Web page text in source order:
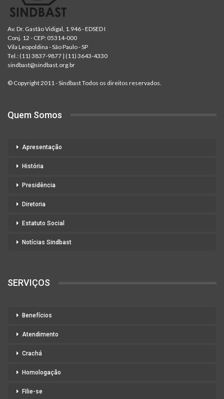
Av. Dr. Gastão Vidigal, 1.946 - EDSED I
Conj. 12 - CEP: 05314-000
Vila Leopoldina - São Paulo - SP
Tel.: (11) 3837-9877 | (11) 3643-4330
sindbast@sindbast.org.br
© Copyright 2011 - Sindbast Todos os direitos reservados.
Quem Somos
Apresentação
História
Presidência
Diretoria
Estatuto Social
Notícias Sindbast
SERVIÇOS
Benefícios
Atendimento
Crachá
Homologação
Filie-se